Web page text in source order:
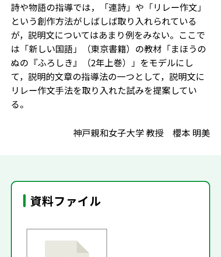
詩や物語の指導では，「連詩」や「リレー作文」
という創作方法がしばしば取り入れられている
が，説明文についてはあまり例をみない。ここで
は「新しい国語」（東京書籍）の教材「まほうの
ぬの『ふろしき』（2年上巻）」をモデルにし
て，説明的文章の指導法の一つとして，説明文に
リレー作文手法を取り入れた試みを提案してい
る。
神戸親和女子大学 教授 櫻本 明美
資料ファイル